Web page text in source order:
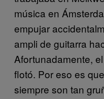
música en
empujar
ampli de guitarra
Afortunadamente,
flotó. Por eso es
siempre son tan